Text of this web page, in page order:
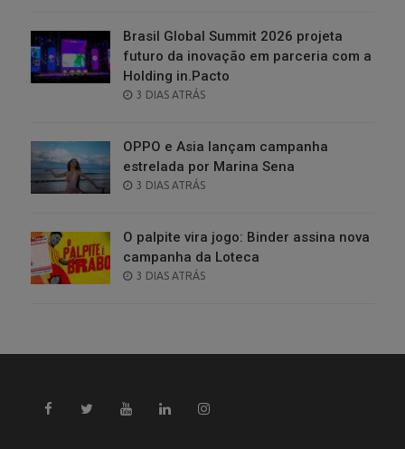
Brasil Global Summit 2026 projeta
futuro da inovação em parceria com a
Holding in.Pacto
POSTED
3 DIAS ATRÁS
OPPO e Asia lançam campanha
estrelada por Marina Sena
POSTED
3 DIAS ATRÁS
O palpite vira jogo: Binder assina nova
campanha da Loteca
POSTED
3 DIAS ATRÁS